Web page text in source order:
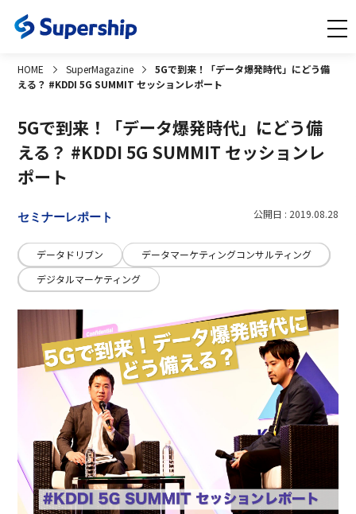
HOME SuperMagazine
5Gで到来！「データ爆発時代」にどう備
える？ #KDDI 5G SUMMIT セッションレポート
5Gで到来！「データ爆発時代」にどう備
える？ #KDDI 5G SUMMIT セッションレ
ポート
セミナーレポート 公開日 : 2019.08.28
データドリブン
データマーケティングコンサルティング
デジタルマーケティング